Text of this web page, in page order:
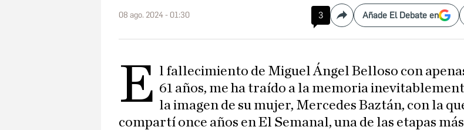
08 ago. 2024 - 01:30 3 CompartirAñade El Debate en
E l fallecimiento de Miguel Ángel Belloso con
61 años, me ha traído a la memoria
la imagen de su mujer, Mercedes Baztán, con la
compartí once años en El Semanal, una de las etapas más